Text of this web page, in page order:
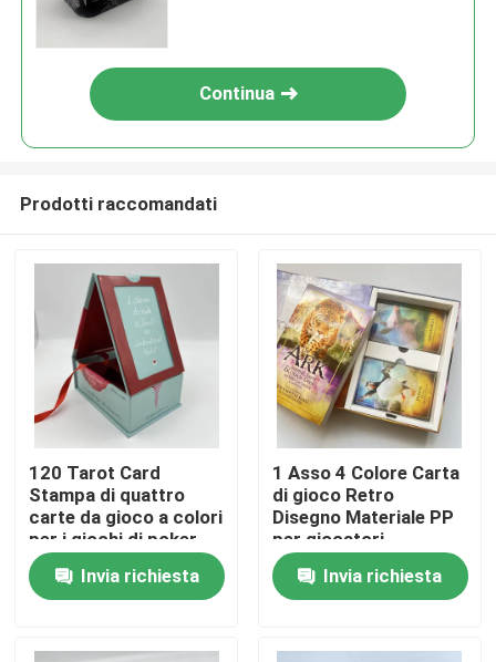
Casa
Continua
Prodotti raccomandati
120 Tarot Card
Stampa di quattro
carte da gioco a colori
per i giochi di poker
Invia richiesta
1 Asso 4 Colore Carta
di gioco Retro
Disegno Materiale PP
per giocatori
Invia richiesta